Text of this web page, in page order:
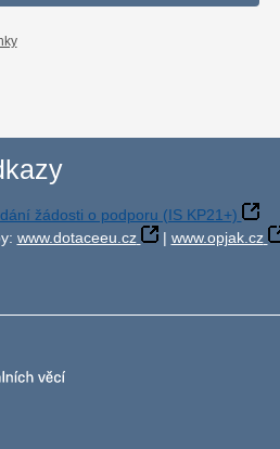
žádosti o podporu (IS KP21+)
www.dotaceeu.cz | www.opjak.cz